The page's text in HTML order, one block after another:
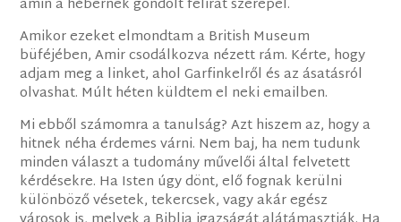
amin a hébernek gondolt felirat szerepel.
Amikor ezeket elmondtam a British Museum
büféjében, Amir csodálkozva nézett rám. Kérte, hogy
adjam meg a linket, ahol Garfinkelről és az ásatásról
olvashat. Múlt héten küldtem el neki emailben.
Mi ebből számomra a tanulság? Azt hiszem az, hogy a
hitnek néha érdemes várni. Nem baj, ha nem tudunk
minden választ a tudomány művelői által felvetett
kérdésekre. Ha Isten úgy dönt, elő fognak kerülni
különböző vésetek, tekercsek, vagy akár egész